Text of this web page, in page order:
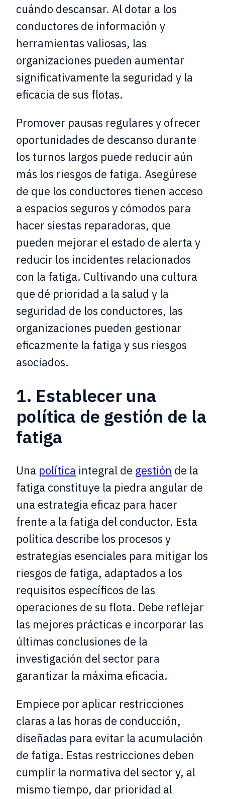
cuándo descansar. Al dotar a los
conductores de información y
herramientas valiosas, las
organizaciones pueden aumentar
significativamente la seguridad y la
eficacia de sus flotas.
Promover pausas regulares y ofrecer
oportunidades de descanso durante
los turnos largos puede reducir aún
más los riesgos de fatiga. Asegúrese
de que los conductores tienen acceso
a espacios seguros y cómodos para
hacer siestas reparadoras, que
pueden mejorar el estado de alerta y
reducir los incidentes relacionados
con la fatiga. Cultivando una cultura
que dé prioridad a la salud y la
seguridad de los conductores, las
organizaciones pueden gestionar
eficazmente la fatiga y sus riesgos
asociados.
1. Establecer una
política de gestión de la
fatiga
Una política integral de gestión de la
fatiga constituye la piedra angular de
una estrategia eficaz para hacer
frente a la fatiga del conductor. Esta
política describe los procesos y
estrategias esenciales para mitigar los
riesgos de fatiga, adaptados a los
requisitos específicos de las
operaciones de su flota. Debe reflejar
las mejores prácticas e incorporar las
últimas conclusiones de la
investigación del sector para
garantizar la máxima eficacia.
Empiece por aplicar restricciones
claras a las horas de conducción,
diseñadas para evitar la acumulación
de fatiga. Estas restricciones deben
cumplir la normativa del sector y, al
mismo tiempo, dar prioridad al